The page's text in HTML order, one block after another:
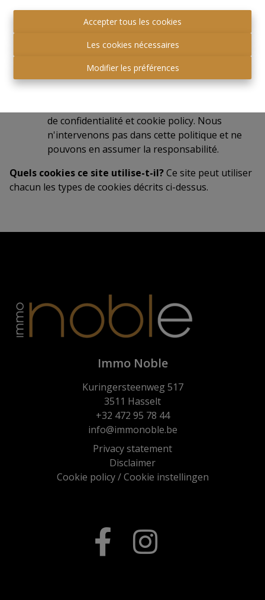
Accepter tous les cookies
Les cookies nécessaires
Modifier les préférences
certains sites Web visités ou des produits
consultés lors de la visite d'autres sites Web.
provenance de réseaux sociaux)
Web peuvent afficher du contenu provenant
de tiers (tels que des vidéos ou les «j’aime»).
de confidentialité et cookie policy. Nous
n'intervenons pas dans cette politique et ne
pouvons en assumer la responsabilité.
Quels cookies ce site utilise-t-il?Ce site peut utiliser
chacun les types de cookies décrits ci-dessus.
Immo Noble
Kuringersteenweg 517
3511 Hasselt
+32 472 95 78 44
info@immonoble.be
Privacy statement
Disclaimer
Cookie policy/Cookie instellingen